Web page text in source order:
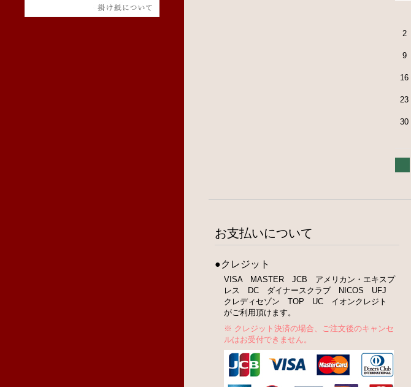
2
9
16
23
30
お支払いについて
●クレジット
VISA MASTER JCB アメリカン・エキスプ
レス DC ダイナースクラブ NICOS UFJ
クレディセゾン TOP UC イオンクレジト
がご利用頂けます。
※ クレジット決済の場合、ご注文後のキャンセ
ルはお受付できません。